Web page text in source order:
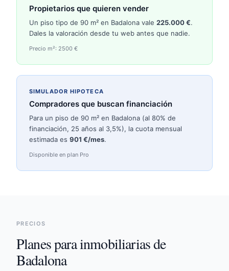
Propietarios que quieren vender
Un piso tipo de 90 m² en Badalona vale 225.000€.
Dales la valoración desde tu web antes que nadie.
Precio m²: 2500 €
SIMULADOR HIPOTECA
Compradores que buscan financiación
Para un piso de 90 m² en Badalona (al 80% de
financiación, 25 años al 3,5%), la cuota mensual
estimada es 901 €/mes.
Disponible en plan Pro
PRECIOS
Planes para inmobiliarias de
Badalona